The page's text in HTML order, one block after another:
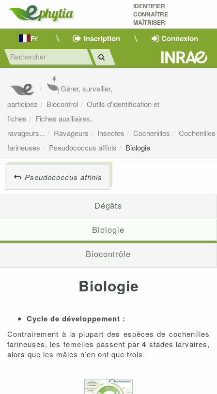
IDENTIFIER
CONNAÎTRE
MAÎTRISER
Fr Inscription Connexion
Gérer, surveiller,
participez
Biocontrol
Outils d'identification et
fiches
Fiches auxiliaires,
ravageurs...
Ravageurs Insectes Cochenilles
Cochenilles
farineuses
Pseudococcus affinis Biologie
Pseudococcus affinis
Dégâts
Biologie
Biocontrôle
Biologie
Cycle de développement :
Contrairement à la plupart des espèces de cochenilles
farineuses, les femelles passent par 4 stades larvaires,
alors que les mâles n’en ont que trois.